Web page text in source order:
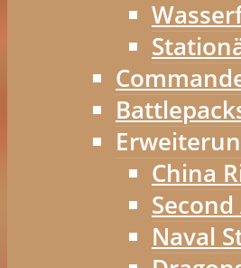
China
Naval